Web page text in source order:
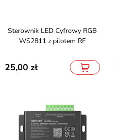
Sterownik LED Cyfrowy RGB
WS2811 z pilotem RF
25,00